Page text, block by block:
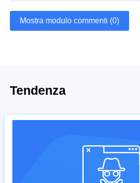
Mostra modulo commenti (0)
Tendenza